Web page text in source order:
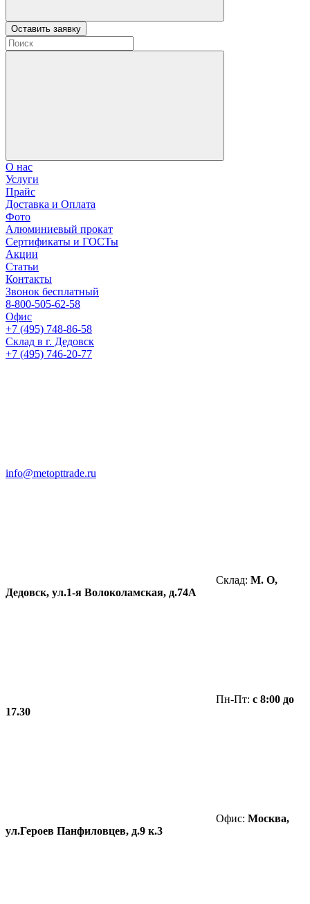
Оставить заявку
О нас
Услуги
Прайс
Доставка и Оплата
Фото
Алюминиевый прокат
Сертификаты и ГОСТы
Акции
Статьи
Контакты
Звонок бесплатный
8-800-505-62-58
Офис
+7 (495) 748-86-58
Склад в г. Дедовск
+7 (495) 746-20-77
info@metopttrade.ru
Склад: М. О,
Дедовск, ул.1-я Волоколамская, д.74А
Пн-Пт: с 8:00 до
17.30
Офис: Москва,
ул.Героев Панфиловцев, д.9 к.3